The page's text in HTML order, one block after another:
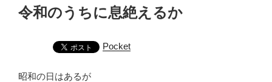
稿
日:
令和のうちに息絶えるか
Pocket
昭和の日はあるが